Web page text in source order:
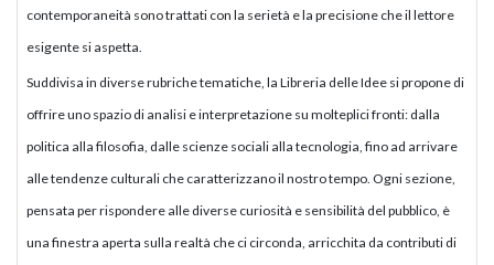
contemporaneità sono trattati con la serietà e la precisione che il lettore
esigente si aspetta.
Suddivisa in diverse rubriche tematiche, la Libreria delle Idee si propone di
offrire uno spazio di analisi e interpretazione su molteplici fronti: dalla
politica alla filosofia, dalle scienze sociali alla tecnologia, fino ad arrivare
alle tendenze culturali che caratterizzano il nostro tempo. Ogni sezione,
pensata per rispondere alle diverse curiosità e sensibilità del pubblico, è
una finestra aperta sulla realtà che ci circonda, arricchita da contributi di